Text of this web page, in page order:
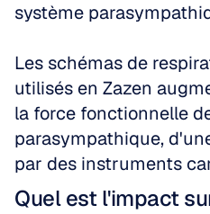
système
Les schémas de
utilisés en Zazen
la force fonctionnelle
parasympathique,
par des instruments
Quel est l'impact